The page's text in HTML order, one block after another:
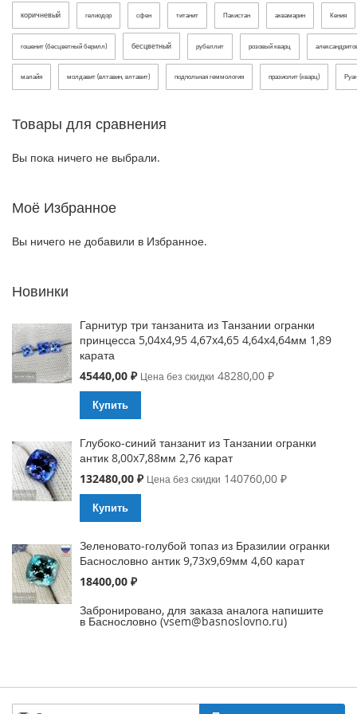
коричневый гелиодор сфен титанит Пакистан аквамарин Кения
гошенит (бесцветный берилл) бесцветный рубеллит розовый кварц
малайя молдавит (влтавин, влтавит) подпольная геммология празиолит (кварц)
Товары для сравнения
Вы пока ничего не выбрали.
Моё Избранное
Вы ничего не добавили в Избранное.
Новинки
Гарнитур три танзанита из Танзании огранки
принцесса 5,04x4,95 4,67x4,65 4,64x4,64мм 1,89
карата
Special
45440,00 ₽ Цена без скидки 48280,00 ₽
Купить
Глубоко-синий танзанит из Танзании огранки
антик 8,00x7,88мм 2,76 карат
Special
132480,00 ₽ Цена без скидки 140760,00 ₽
Купить
Зеленовато-голубой топаз из Бразилии огранки
Баснословно антик 9,73x9,69мм 4,60 карат
18400,00 ₽
Забронировано, для заказа аналога напишите
в Баснословно (vsem@basnoslovno.ru)
Sign